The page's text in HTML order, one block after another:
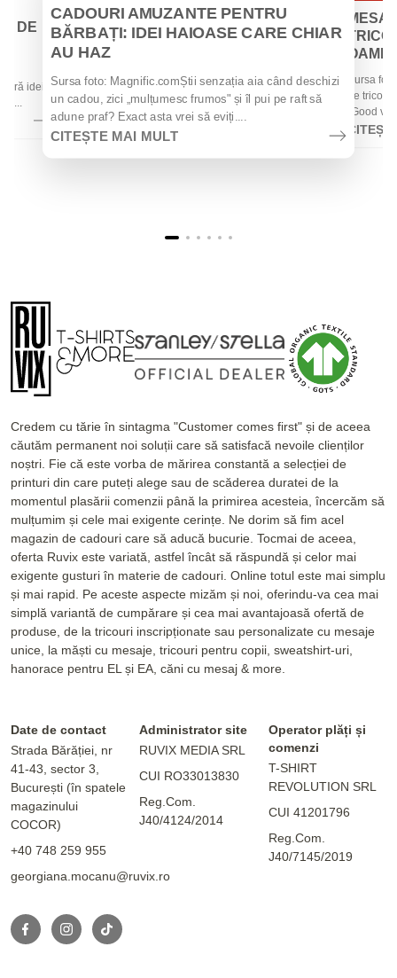
DE
idei
la...
CADOURI AMUZANTE PENTRU
BĂRBAȚI: IDEI HAIOASE CARE CHIAR
AU HAZ
Sursa foto: Magnific.comȘtii senzația aia când deschizi
un cadou, zici „mulțumesc frumos" și îl pui pe raft să
adune praf? Exact asta vrei să eviți....
CITEȘTE MAI MULT
Sursa
de
„Good
Credem cu tărie în sintagma "Customer comes first" și de aceea
căutăm permanent noi soluții care să satisfacă nevoile clienților
noștri. Fie că este vorba de mărirea constantă a selecției de
printuri din care puteți alege sau de scăderea duratei de la
momentul plasării comenzii până la primirea acesteia, încercăm să
mulțumim și cele mai exigente cerințe. Ne dorim să fim acel
magazin de cadouri care să aducă bucurie. Tocmai de aceea,
oferta Ruvix este variată, astfel încât să răspundă și celor mai
exigente gusturi în materie de cadouri. Online totul este mai simplu
și mai rapid. Pe aceste aspecte mizăm și noi, oferindu-va cea mai
simplă variantă de cumpărare și cea mai avantajoasă ofertă de
produse, de la tricouri inscripționate sau personalizate cu mesaje
unice, la măști cu mesaje, tricouri pentru copii, sweatshirt-uri,
hanorace pentru EL și EA, căni cu mesaj & more.
Date de contact
Strada Bărăției, nr
41-43, sector 3,
București (în spatele
magazinului
COCOR)
+40 748 259 955
georgiana.mocanu@ruvix.ro
Administrator site
RUVIX MEDIA SRL
CUI RO33013830
Reg.Com.
J40/4124/2014
Operator plăți și
comenzi
T-SHIRT
REVOLUTION SRL
CUI 41201796
Reg.Com.
J40/7145/2019